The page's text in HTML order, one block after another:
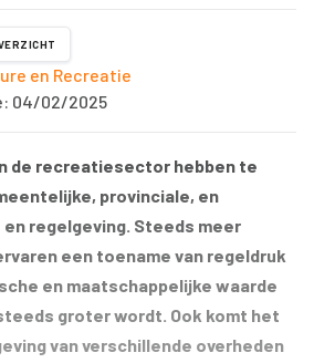
en Recreatie
04/02/2025
de recreatiesector hebben te
provinciale, en
regelgeving. Steeds meer
een toename van regeldruk
en maatschappelijke waarde
groter wordt. Ook komt het
van verschillende overheden